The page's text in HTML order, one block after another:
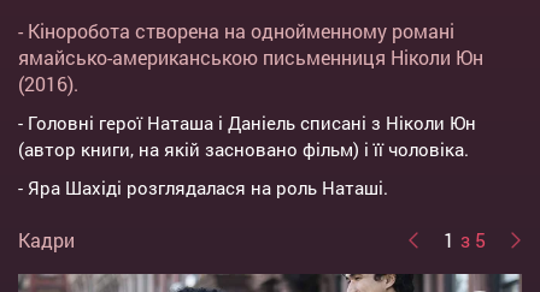
- Кіноробота створена на однойменному романі
ямайсько-американською письменниця Ніколи Юн
(2016).
- Головні герої Наташа і Даніель списані з Ніколи Юн
(автор книги, на якій засновано фільм) і її чоловіка.
- Яра Шахіді розглядалася на роль Наташі.
Кадри 1 з 5